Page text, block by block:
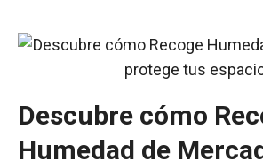
Descubre cómo
Humedad de